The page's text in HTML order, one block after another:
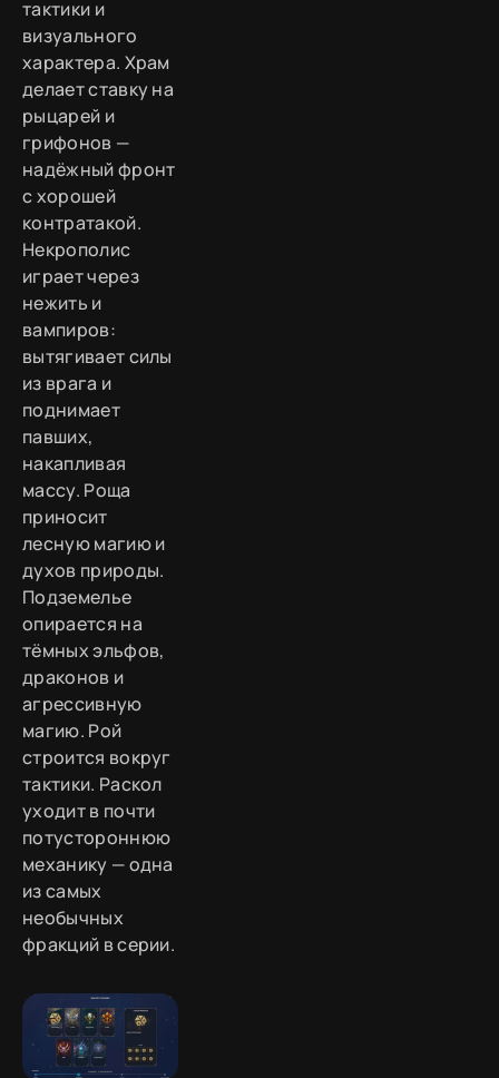
тактики и
визуального
характера. Храм
делает ставку на
рыцарей и
грифонов —
надёжный фронт
с хорошей
контратакой.
Некрополис
играет через
нежить и
вампиров:
вытягивает силы
из врага и
поднимает
павших,
накапливая
массу. Роща
приносит
лесную магию и
духов природы.
Подземелье
опирается на
тёмных эльфов,
драконов и
агрессивную
магию. Рой
строится вокруг
тактики. Раскол
уходит в почти
потустороннюю
механику — одна
из самых
необычных
фракций в серии.